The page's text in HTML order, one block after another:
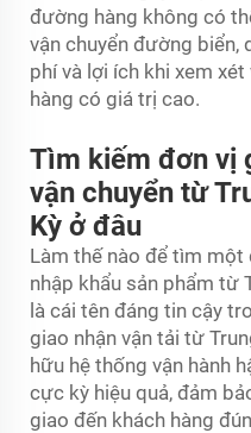
đường hàng không có
vận chuyển đường biển,
phí và lợi ích khi xem
hàng có giá trị cao.
Tìm kiếm đơn vị
vận chuyển từ
Kỳ ở đâu
Làm thế nào để tìm một
nhập khẩu sản phẩm từ
là cái tên đáng tin cậy
giao nhận vận tải từ
hữu hệ thống vận hành
cực kỳ hiệu quả, đảm
giao đến khách hàng